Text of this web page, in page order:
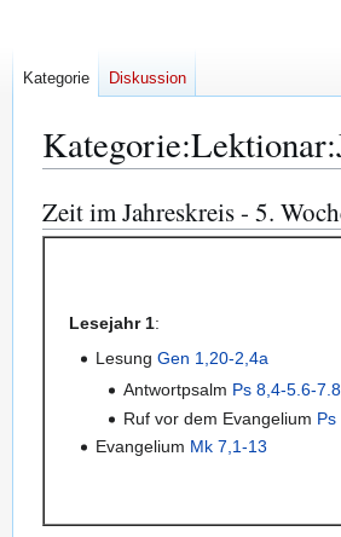
Kategorie:
Zur
Navigation
Zur
Suche
Zeit im Jahreskreis - 5.
Lesejahr 1:
LesungGen 1,20-2,4a
Antwortpsalm Ps 8,4-5.6-
Ruf vor dem Evangelium Ps
Evangelium Mk 7,1-13
Kategorie Diskussion